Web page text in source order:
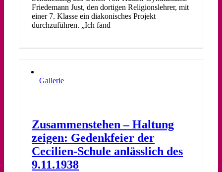
Friedemann Just, den dortigen Religionslehrer, mit
einer 7. Klasse ein diakonisches Projekt
durchzuführen. „Ich fand
Gallerie
Zusammenstehen – Haltung
zeigen: Gedenkfeier der
Cecilien-Schule anlässlich des
9.11.1938